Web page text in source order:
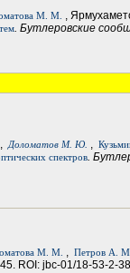
М. М. ,
. Бутлеровские
, Доломатов М. Ю. ,
спектров.
М. М. , Петров А.
ROI: jbc-01/18-53-2-38